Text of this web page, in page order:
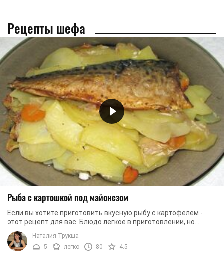
Рецепты шефа
Рыба с картошкой под майонезом
Если вы хотите приготовить вкусную рыбу с картофелем -
этот рецепт для вас. Блюдо легкое в приготовлении, но
несмотря на это получается очень ...
Наталия Трукша
5
легко 80 4.5